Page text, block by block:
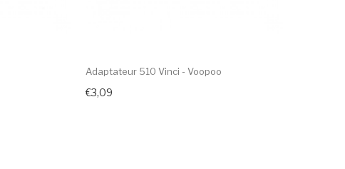
Adaptateur 510 Vinci - Voopoo
€3,09